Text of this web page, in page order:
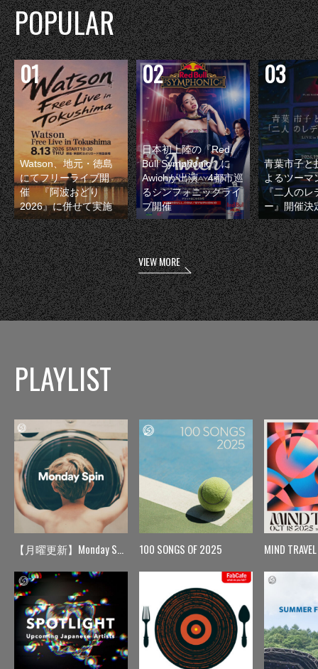
POPULAR
Watson、地元・徳島
にてフリーライブ開
催 『阿波おどり
2026』に併せて実施
日本初上陸の『Red
Bull Symphonic』に
Awichが出演 4都市巡
るシンフォニックライ
ブ開催
青葉市子と
よるツーマ
『二人のレ
ー』開催決
VIEW MORE
PLAYLIST
【月曜更新】Monday Spin 100 SONGS OF 2025 MIND TRAVEL